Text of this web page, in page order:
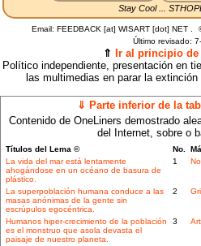
Stay Cool ...
Email: FEEDBACK [at] WISART [dot] NET .
Último revisado:
⇑ Ir al principio
Político independiente, presentación en
las multimedias en parar la
⇓ Parte inferior de la
Contenido de OneLiners demostrado
del Internet, sobre o
Títulos del Lema © No.
La vida del mar está lentamente
ahogándose en un océano de basura de
plástico.
1
La superpoblación humana conduce a las
masas anónimas de la gente sin
escrúpulos egocéntrica.
2
Humanos hiper-crecimiento de la población
es el monstruo que asola devasta el
paisaje de nuestro planeta.
3